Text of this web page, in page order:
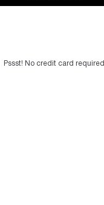
Pssst! No credit card required